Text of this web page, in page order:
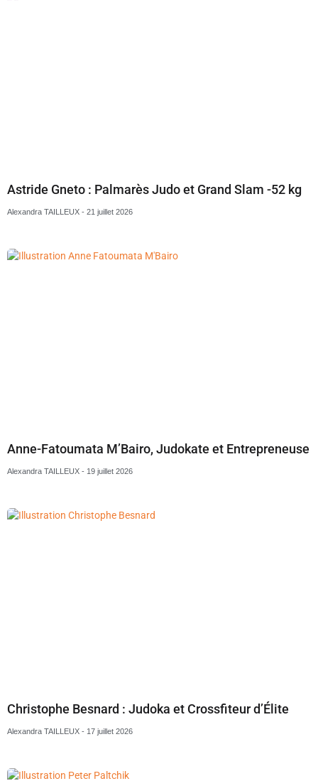
Astride Gneto : Palmarès Judo et Grand Slam -52 kg
Alexandra TAILLEUX 21 juillet 2026
Anne-Fatoumata M’Bairo, Judokate et Entrepreneuse
Alexandra TAILLEUX 19 juillet 2026
Christophe Besnard : Judoka et Crossfiteur d’Élite
Alexandra TAILLEUX 17 juillet 2026